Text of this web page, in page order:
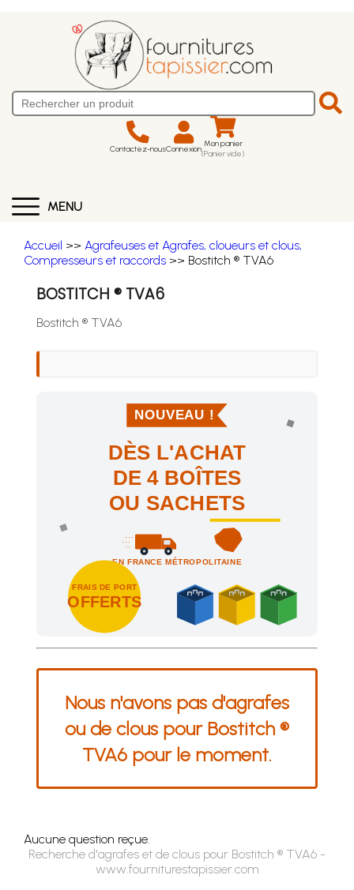
Contactez-nousConnexion Mon panier
(Panier vide)
MENU
Accueil >> Agrafeuses et Agrafes, cloueurs et clous,
Compresseurs et raccords >> Bostitch ® TVA6
BOSTITCH ® TVA6
Bostitch ® TVA6
NOUVEAU !
DÈS L'ACHAT
DE 4 BOÎTES
OU SACHETS
EN FRANCE MÉTROPOLITAINE
FRAIS DE PORT
OFFERTS
Achetez 4 sachets ou boîtes d'agrafes ou de pointes et
Nous n'avons pas d'agrafes
ou de clous pour Bostitch ®
TVA6 pour le moment.
Aucune question reçue.
Recherche d'agrafes et de clous pour Bostitch ® TVA6 -
www.fourniturestapissier.com